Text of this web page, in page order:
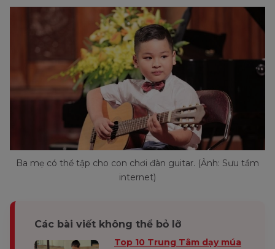
Ba mẹ có thể tập cho con chơi đàn guitar. (Ảnh: Sưu tầm
internet)
Các bài viết không thể bỏ lỡ
Top 10 Trung Tâm dạy múa